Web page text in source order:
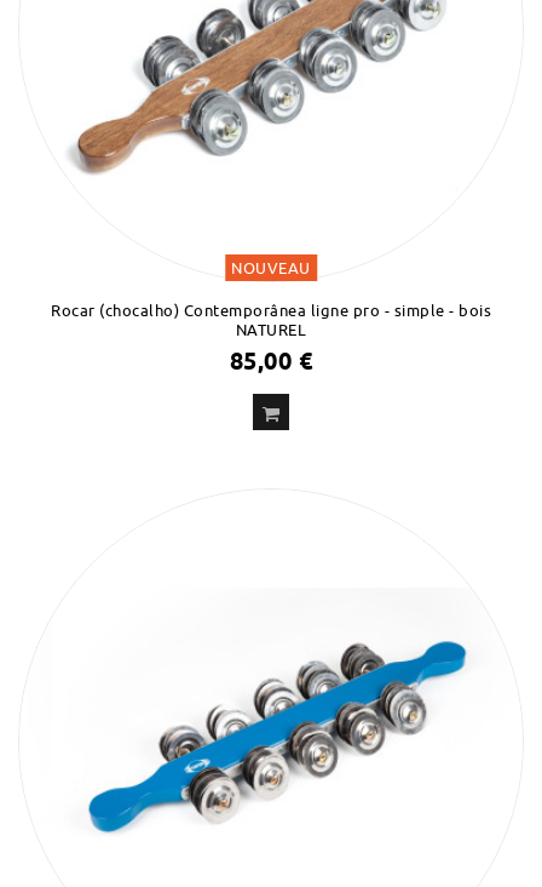
NOUVEAU
Rocar (chocalho) Contemporânea ligne pro - simple - bois
NATUREL
85,00 €